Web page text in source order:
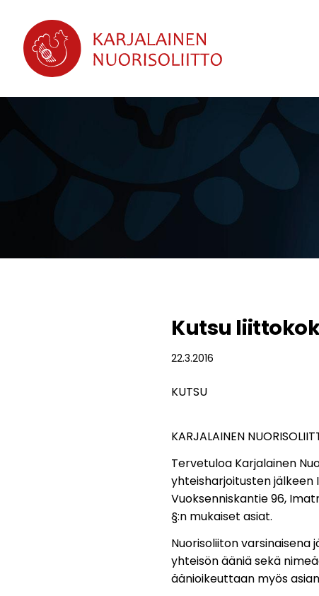
sivun
sisältöön
Karjalainen Nuorisoliitto ry
Kutsu
22.3.2016
KUTSU
KARJALAINEN
Tervetuloa Karjalainen
yhteisharjoitusten jälkeen
Vuoksenniskantie 96,
§:n mukaiset asiat.
Nuorisoliiton
yhteisön ääniä sekä
äänioikeuttaan myös